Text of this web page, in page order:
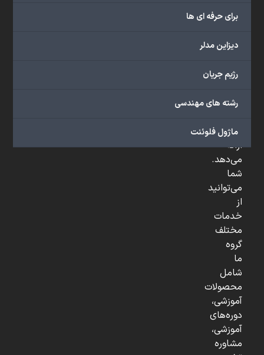
برای حرفه ای ها
دیزاین مدلر
رژیم جریان
رشته های مهندسی
ماژول فلوئنت
گسترده‌ای
با
دانشگاهی،
صنعتی
...
ارائه
می‌دهد.
شما
می‌توانید
از
خدمات
مختلف
گروه
ما
شامل
محصولات
آموزشی،
دوره‌های
آموزشی،
مشاوره